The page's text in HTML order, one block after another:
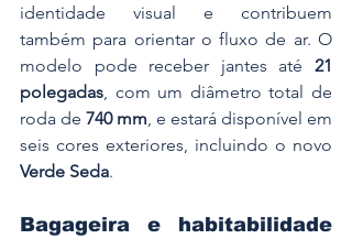
identidade visual e contribuem
também para orientar o fluxo de ar. O
modelo pode receber jantes até 21
polegadas, com um diâmetro total de
roda de 740 mm, e estará disponível em
Verde Seda.
Bagageira e habitabilidade